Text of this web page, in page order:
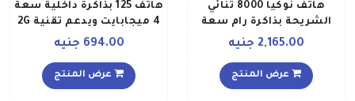
هاتف نوكيا 8000 ثنائي
الشريحة بذاكرة رام سعة
512 ميجابايت وذاكرة داخلية
تقنية 4G LTE بلون أسود
2,165.00 جنيه
عرض المنتج
هاتف 125 بذاكرة داخلية سعة
4 ميجابايت ويدعم تقنية 2G
إصدار 2020، لون أبيض694.00 جنيه
عرض المنتج